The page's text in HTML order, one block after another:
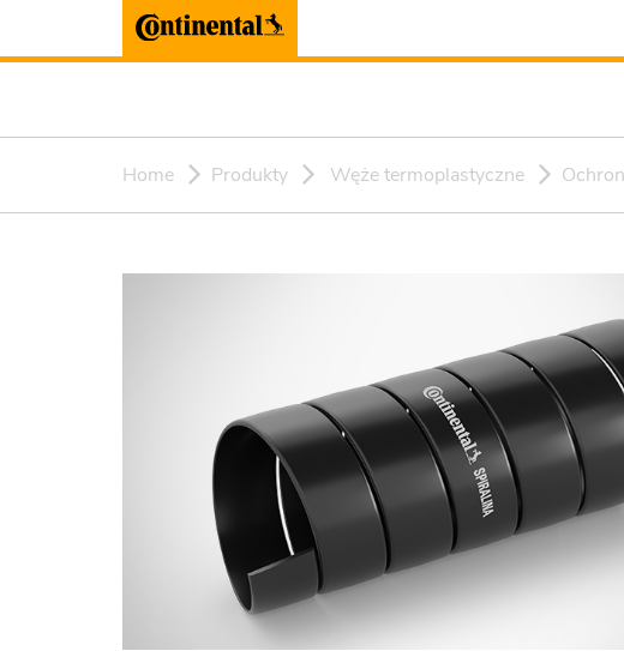
Home Produkty Węże termoplastyczne